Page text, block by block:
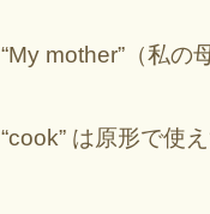
“My mother”（私の
“cook” は原形で使